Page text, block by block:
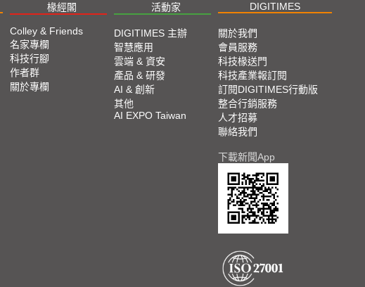
椽經閣 活動家 DIGITIMES
Colley & Friends
名家專欄
科技行腳
作者群
關於專欄
DIGITIMES 主辦
智慧應用
雲端 & 資安
產品 & 研發
AI & 創新
其他
AI EXPO Taiwan
關於我們
會員服務
科技椽送門
科技產業報訂閱
訂閱DIGITIMES行動版
整合行銷服務
人才招募
聯絡我們
下載新聞App